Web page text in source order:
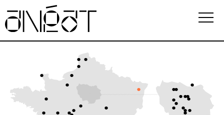
Association
Écoles
Événements